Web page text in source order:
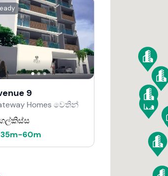
9
Homes වෙතින්
ගල්කිස්ස
35m-60m